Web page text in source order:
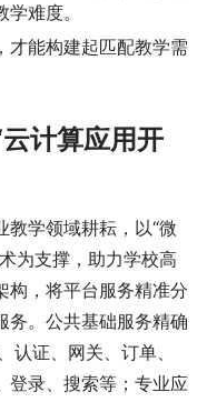
难度。
才能构建起匹配教学需
计算应用开
学领域耕耘，以“微
为支撑，助力学校高
构，将平台服务精准分
务。公共基础服务精确
证、网关、订单、
登录、搜索等；专业应